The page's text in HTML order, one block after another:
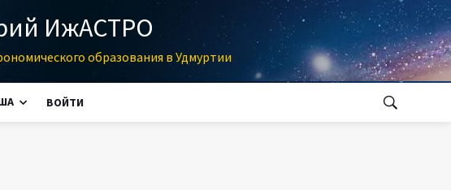
ИжАСТРО
образования в Удмуртии
ВОЙТИ